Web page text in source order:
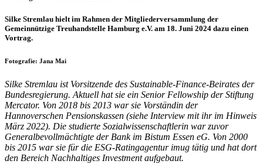
Silke Stremlau hielt im Rahmen der Mitgliederversammlung der
Gemeinnützige Treuhandstelle Hamburg e.V. am 18. Juni 2024 dazu einen
Vortrag.
Fotografie: Jana Mai
Silke Stremlau ist Vorsitzende des Sustainable-Finance-Beirates der
Bundesregierung. Aktuell hat sie ein Senior Fellowship der Stiftung
Mercator. Von 2018 bis 2013 war sie Vorständin der
Hannoverschen Pensionskassen (siehe Interview mit ihr im Hinweis
März 2022). Die studierte Sozialwissenschaftlerin war zuvor
Generalbevollmächtigte der Bank im Bistum Essen eG. Von 2000
bis 2015 war sie für die ESG-Ratingagentur imug tätig und hat dort
den Bereich Nachhaltiges Investment aufgebaut.